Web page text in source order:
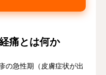
痛とは何か
の急性期（皮膚症状が出